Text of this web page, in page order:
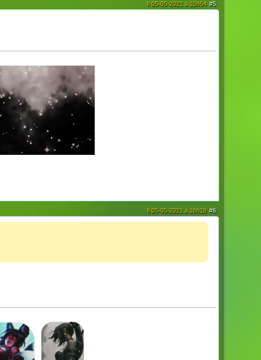
#5
Il 05-05-2021 a 15h54
#6
Il 05-05-2021 a 16h18